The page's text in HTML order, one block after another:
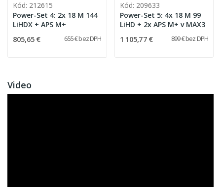
Kód: 212615
Power-Set 4: 2x 18 M 144
LiHDX + APS M+
805,65 € 655 € bez DPH
Kód: 209633
Power-Set 5: 4x 18 M 99
LiHD + 2x APS M+ v MAX3
1 105,77 € 899 € bez DPH
Video